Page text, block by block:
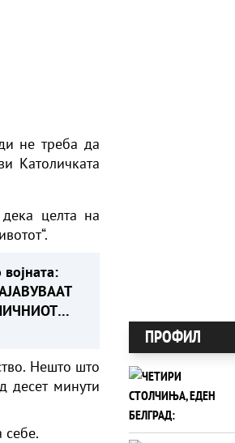
не треба да
Католичката
целта на
Нешто што
десет минути
себе.
ПРОФИЛ